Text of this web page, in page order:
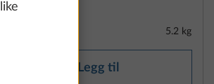
5.2 kg
Legg til